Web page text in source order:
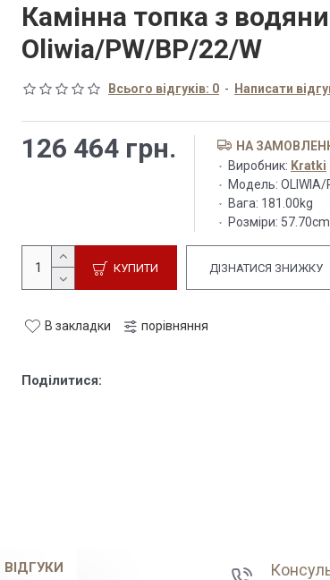
Камінна топка з
Oliwia/PW/BP/22/W
Всього відгуків: 0 - Написати
126 464 грн.
НА
Виробник: Kratki
Модель:
Вага: 181.00kg
Розміри:
КУПИТИ ДІЗНАТИСЯ ЗНИЖКУ
В закладки порівняння
Поділитися:
ВІДГУКИ